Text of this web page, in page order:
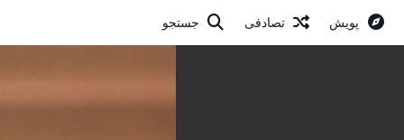
پویش تصادفی جستجو